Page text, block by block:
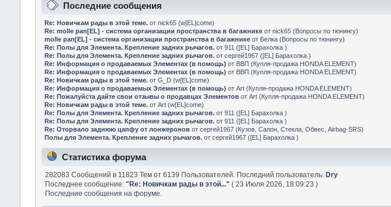
Последние сообщения
Re: Новичкам рады в этой теме. отnick65 (w[EL]come)
Re: molle pan[EL] - система организации пространства в багажнике отnick65 (Вопросы по тюнингу)
molle pan[EL] - система организации пространства в багажнике от Белка (Вопросы по тюнингу)
Re: Полы для Элемента. Крепление задних рычагов. от911 ([EL] Барахолка)
Re: Полы для Элемента. Крепление задних рычагов. отсергей1967 ([EL] Барахолка)
Re: Информация о продаваемых Элементах (в помощь) от ВВП (Купля-продажа HONDA ELEMENT)
Re: Информация о продаваемых Элементах (в помощь) от ВВП (Купля-продажа HONDA ELEMENT)
Re: Новичкам рады в этой теме. отG_D (w[EL]come)
Re: Информация о продаваемых Элементах (в помощь) отArt (Купля-продажа HONDA ELEMENT)
Re: Пожалуйста дайте свои отзывы о продавцах Элементов отArt (Купля-продажа HONDA ELEMENT)
Re: Новичкам рады в этой теме. отArt (w[EL]come)
Re: Полы для Элемента. Крепление задних рычагов. от911 ([EL] Барахолка)
Re: Полы для Элемента. Крепление задних рычагов. от911 ([EL] Барахолка)
Re: Оторвало заднюю цапфу от лонжеронов отсергей1967 (Кузов, Салон, Стекла, Обвес, Airbag-SRS)
Полы для Элемента. Крепление задних рычагов. отсергей1967 ([EL] Барахолка)
Статистика форума
282083 Сообщений в 11823 Тем от 6139 Пользователей. Последний пользователь: Dry
Последнее сообщение: " Re: Новичкам рады в этой..." ( 23 Июля 2026, 18:09:23 )
Последние сообщения на форуме.